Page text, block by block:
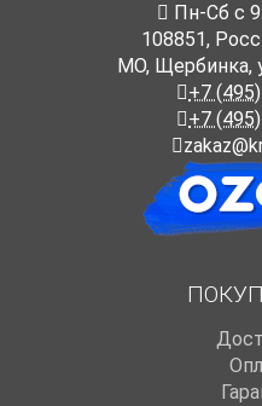
Пн-Cб с
108851,
МО, Щербинка,
+7
+7